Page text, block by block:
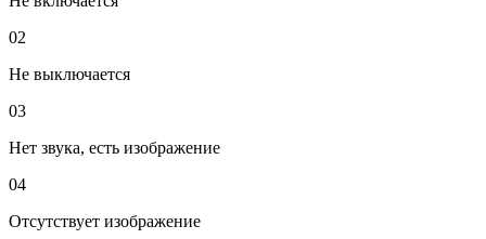
02
Не выключается
03
Нет звука, есть изображение
04
Отсутствует изображение